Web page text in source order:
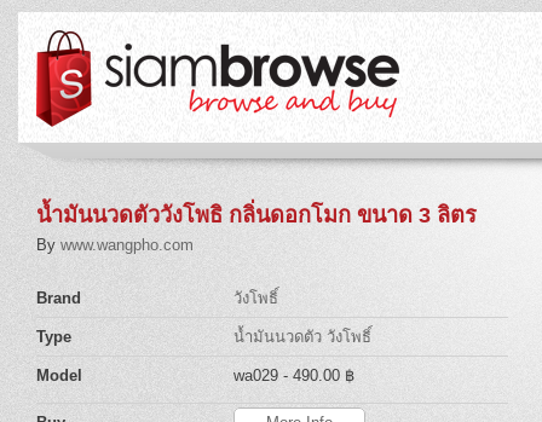
น้ำมันนวดตัววังโพธิ กลิ่นดอกโมก ขนาด 3 ลิตร
By www.wangpho.com
Brand วังโพธิ์
Type น้ำมันนวดตัว วังโพธิ์
Model wa029 - 490.00 ฿